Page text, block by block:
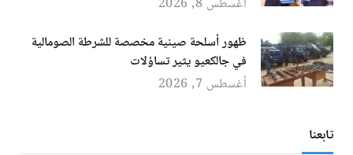
ظهور أسلحة صينية مخصصة للشرطة الصومالية
في جالكعيو يثير تساؤلات
أغسطس 7, 2026
تابعنا